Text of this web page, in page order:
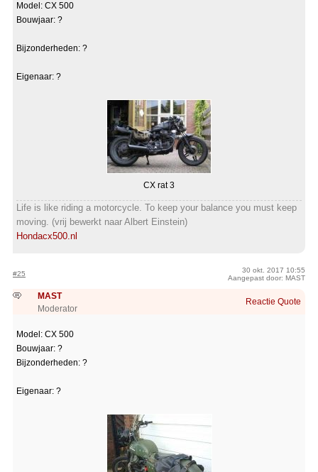
Model: CX 500
Bouwjaar: ?
Bijzonderheden: ?
Eigenaar: ?
CX rat 3
Life is like riding a motorcycle. To keep your balance you must keep
moving. (vrij bewerkt naar Albert Einstein)
Hondacx500.nl
#25
30 okt. 2017 10:55
Aangepast door: MAST
MAST
Moderator
Reactie Quote
Model: CX 500
Bouwjaar: ?
Bijzonderheden: ?
Eigenaar: ?